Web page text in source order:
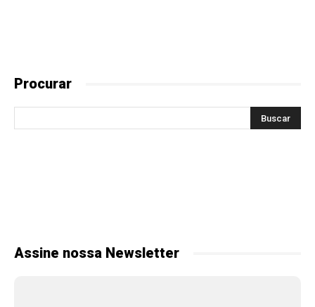
Procurar
Assine nossa Newsletter